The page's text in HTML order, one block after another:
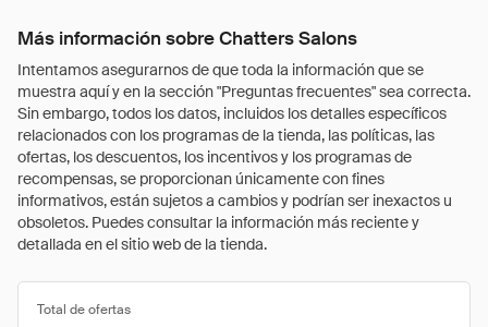
Más información sobre Chatters Salons
Intentamos asegurarnos de que toda la información que se
muestra aquí y en la sección "Preguntas frecuentes" sea correcta.
Sin embargo, todos los datos, incluidos los detalles específicos
relacionados con los programas de la tienda, las políticas, las
ofertas, los descuentos, los incentivos y los programas de
recompensas, se proporcionan únicamente con fines
informativos, están sujetos a cambios y podrían ser inexactos u
obsoletos. Puedes consultar la información más reciente y
detallada en el sitio web de la tienda.
Total de ofertas